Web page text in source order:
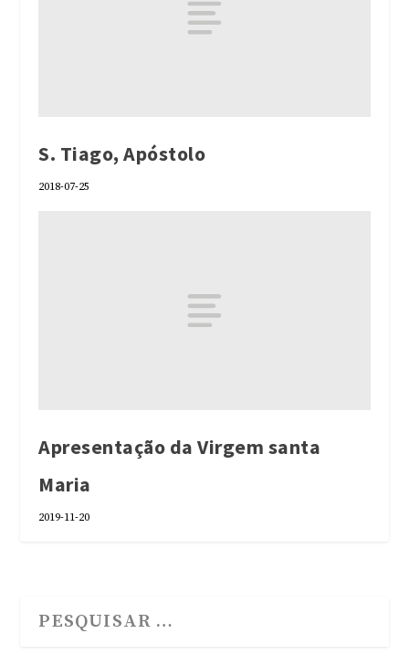
S. Tiago, Apóstolo
2018-07-25
Apresentação da Virgem santa
Maria
2019-11-20